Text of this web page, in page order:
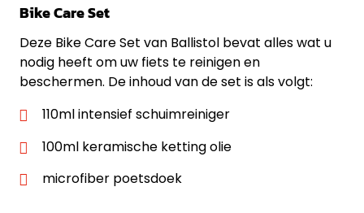
Bike Care Set
Deze Bike Care Set van Ballistol bevat alles wat u
nodig heeft om uw fiets te reinigen en
beschermen. De inhoud van de set is als volgt:
110ml intensief schuimreiniger
100ml keramische ketting olie
microfiber poetsdoek